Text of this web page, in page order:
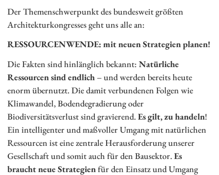
Der Themenschwerpunkt des bundesweit größten
Architekturkongresses geht uns alle an:
RESSOURCENWENDE: mit neuen Strategien planen!
Die Fakten sind hinlänglich bekannt: Natürliche
Ressourcen sind endlich – und werden bereits heute
enorm übernutzt. Die damit verbundenen Folgen wie
Klimawandel, Bodendegradierung oder
Biodiversitätsverlust sind gravierend. Es gilt, zu handeln!
Ein intelligenter und maßvoller Umgang mit natürlichen
Ressourcen ist eine zentrale Herausforderung unserer
Gesellschaft und somit auch für den Bausektor. Es
braucht neue Strategien für den Einsatz und Umgang